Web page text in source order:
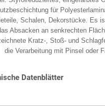
für
Schalen, Dekorstücke. Es
Absacken an senkrechten
Kratz-, Stoß- und
die Verarbeitung mit Pinsel oder
Datenblätter